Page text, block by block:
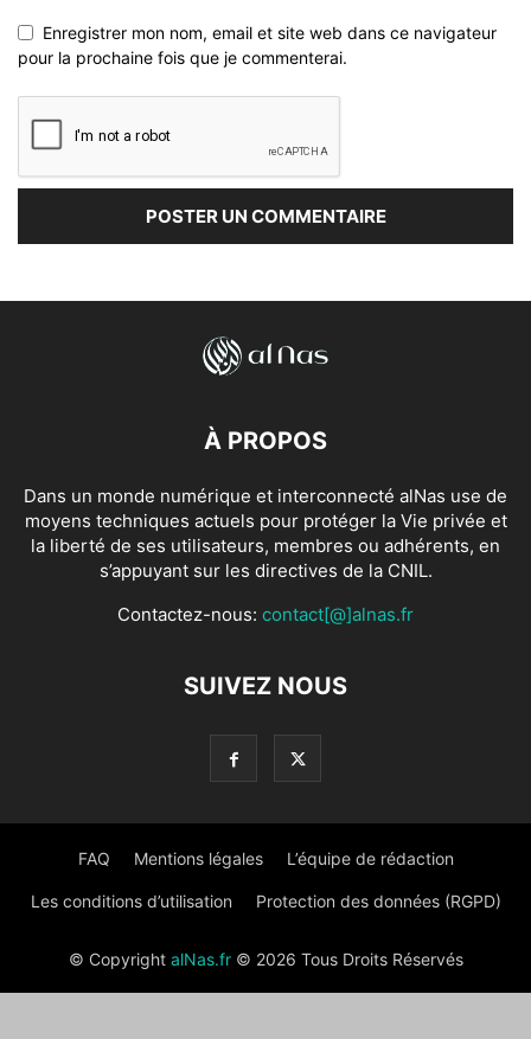
Enregistrer mon nom, email et site web dans ce navigateur
pour la prochaine fois que je commenterai.
À PROPOS
Dans un monde numérique et interconnecté alNas use de
moyens techniques actuels pour protéger la Vie privée et
la liberté de ses utilisateurs, membres ou adhérents, en
s’appuyant sur les directives de la CNIL.
Contactez-nous: contact[@]alnas.fr
SUIVEZ NOUS
FAQ Mentions légales L’équipe de rédaction
Les conditions d’utilisation Protection des données (RGPD)
© Copyright alNas.fr© 2026 Tous Droits Réservés